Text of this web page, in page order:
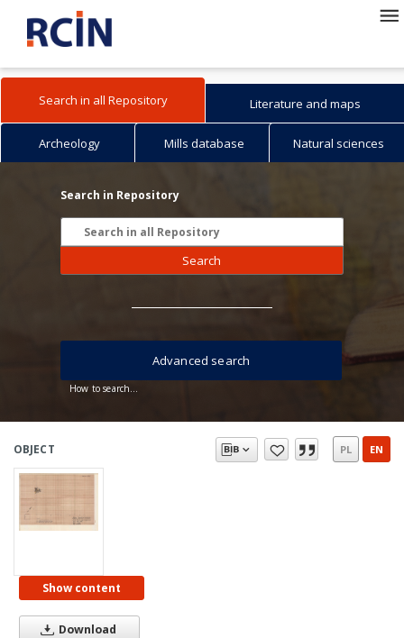
Search in all Repository Literature and maps
Archeology Mills database Natural sciences
Search in Repository
Search
How to search...
Advanced search
OBJECT PL EN
Show content
Download